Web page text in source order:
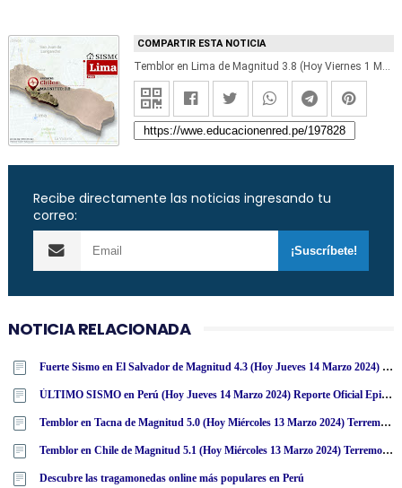
COMPARTIR ESTA NOTICIA
Temblor en Lima de Magnitud 3.8 (Hoy Viernes 1 Mayo 2020) Sismo - Epicentro - Chilca - Cañete - IGP - www.igp.gob.pe
Recibe directamente las noticias ingresando tu
correo:
NOTICIA RELACIONADA
Fuerte Sismo en El Salvador de Magnitud 4.3 (Hoy Jueves 14 Marzo 2024) Terremoto Temblor Epicentro - San Salvador - USGS
ÚLTIMO SISMO en Perú (Hoy Jueves 14 Marzo 2024) Reporte Oficial Epicentro IGP
Temblor en Tacna de Magnitud 5.0 (Hoy Miércoles 13 Marzo 2024) Terremoto - Sismo - Epicentro - Calana - IGP - www·igp·gob·pe
Temblor en Chile de Magnitud 5.1 (Hoy Miércoles 13 Marzo 2024) Terremoto Sismo Epicentro - Putre - Arica - Parinacota - ONEMI - SENAPRED [ACTUALIZADO]
Descubre las tragamonedas online más populares en Perú